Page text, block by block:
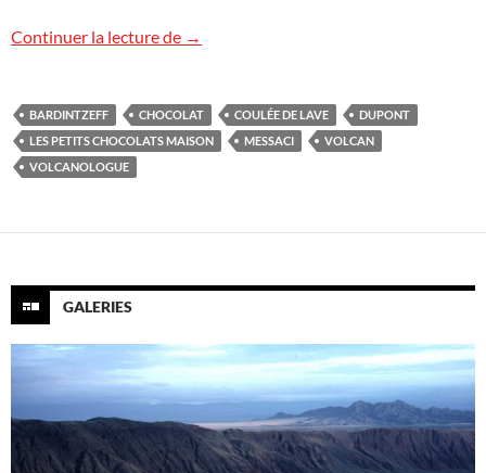
Continuer la lecture de Volcan en chocolat
→
BARDINTZEFF CHOCOLAT COULÉE DE LAVE
DUPONT
LES PETITS CHOCOLATS MAISON
MESSACI
VOLCAN
VOLCANOLOGUE
GALERIES